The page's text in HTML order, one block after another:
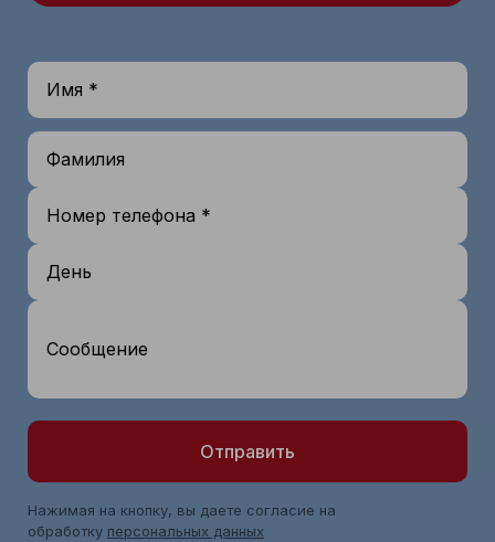
Имя *
Фамилия
Номер телефона *
День
Сообщение
Отправить
Нажимая на кнопку, вы даете согласие на
обработку персональных данных